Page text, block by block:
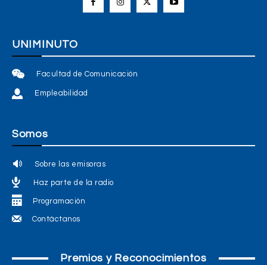
UNIMINUTO
Facultad de Comunicación
Empleabilidad
Somos
Sobre las emisoras
Haz parte de la radio
Programación
Contáctanos
Premios y Reconocimientos